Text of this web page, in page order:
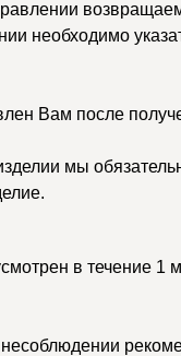
необходимо
Вам после
мы
в течение